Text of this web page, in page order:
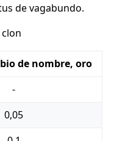
de vagabundo.
de nombre, oro
-
0,05